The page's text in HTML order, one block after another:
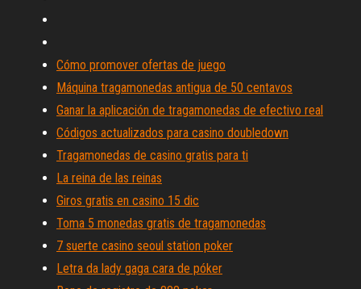
Cómo promover ofertas de juego
Máquina tragamonedas antigua de 50 centavos
Ganar la aplicación de tragamonedas de efectivo real
Códigos actualizados para casino doubledown
Tragamonedas de casino gratis para ti
La reina de las reinas
Giros gratis en casino 15 dic
Toma 5 monedas gratis de tragamonedas
7 suerte casino seoul station poker
Letra da lady gaga cara de póker